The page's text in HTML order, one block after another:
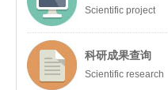
Scientific project
科研成果查询
Scientific research